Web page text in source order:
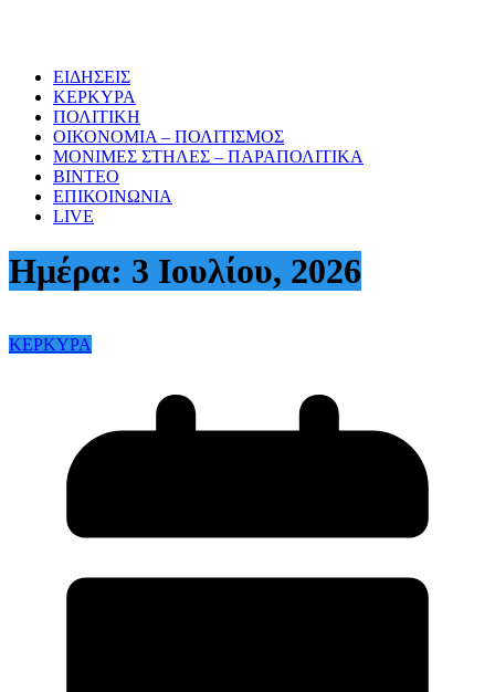
ΕΙΔΗΣΕΙΣ
ΚΕΡΚΥΡΑ
ΠΟΛΙΤΙΚΗ
ΟΙΚΟΝΟΜΙΑ – ΠΟΛΙΤΙΣΜΟΣ
ΜΟΝΙΜΕΣ ΣΤΗΛΕΣ – ΠΑΡΑΠΟΛΙΤΙΚΑ
ΒΙΝΤΕΟ
ΕΠΙΚΟΙΝΩΝΙΑ
LIVE
Ημέρα: 3 Ιουλίου, 2026
ΚΕΡΚΥΡΑ